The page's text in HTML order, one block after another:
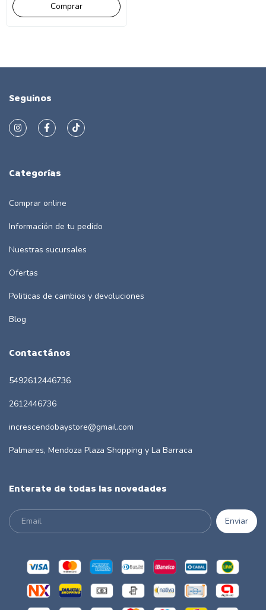
Comprar
Seguinos
Categorías
Comprar online
Información de tu pedido
Nuestras sucursales
Ofertas
Politicas de cambios y devoluciones
Blog
Contactános
5492612446736
2612446736
increscendobaystore@gmail.com
Palmares, Mendoza Plaza Shopping y La Barraca
Enterate de todas las novedades